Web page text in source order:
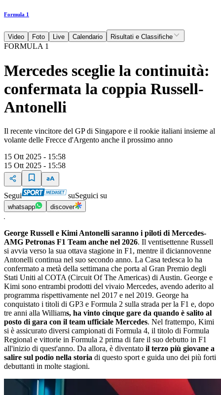
Formula 1
Video Foto Live Calendario Risultati e Classifiche
FORMULA 1
Mercedes sceglie la continuità:
confermata la coppia Russell-
Antonelli
Il recente vincitore del GP di Singapore e il rookie italiani insieme al
volante delle Frecce d'Argento anche il prossimo anno
15 Ott 2025 - 15:58
15 Ott 2025 - 15:58
Segui suSeguici su
whatsapp discover
George Russell e Kimi Antonelli saranno i piloti di Mercedes-
AMG Petronas F1 Team anche nel 2026. Il ventisettenne Russell
si avvia verso la sua ottava stagione in F1, mentre il diciannovenne
Antonelli continua nel suo secondo anno. La Casa tedesca lo ha
confermato a metà della settimana che porta al Gran Premio degli
Stati Uniti al COTA (Circuit Of The Americas) di Austin. George e
Kimi sono entrambi prodotti del vivaio Mercedes, avendo aderito al
programma rispettivamente nel 2017 e nel 2019. George ha
conquistato i titoli di GP3 e Formula 2 sulla strada per la F1 e, dopo
tre anni alla Williams, ha vinto cinque gare da quando è salito al
posto di gara con il team ufficiale Mercedes. Nel frattempo, Kimi
si è assicurato diversi campionati di Formula 4, il titolo di Formula
Regional e vittorie in Formula 2 prima di fare il suo debutto in F1
all'inizio di quest'anno. Da allora, è diventato il terzo più giovane a
salire sul podio nella storia di questo sport e guida uno dei più forti
debuttanti in molte stagioni.